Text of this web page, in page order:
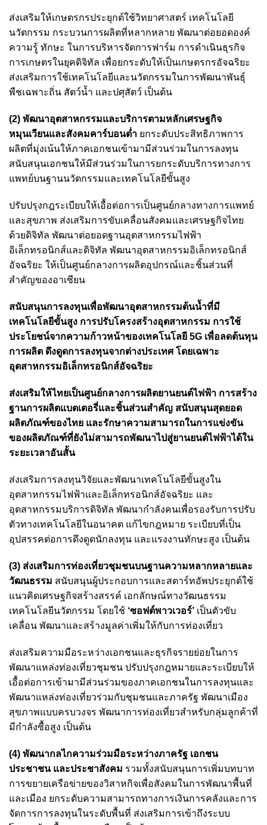
ส่งเสริมให้เกษตรกรประยุกต์ใช้วิทยาศาสตร์ เทคโนโลยี
นวัตกรรม กระบวนการผลิตที่หลากหลาย พัฒนาต่อยอดองค์
ความรู้ ทักษะ ในการบริหารจัดการฟาร์ม การดำเนินธุรกิจ
การเกษตรในยุคดิจิทัล เพื่อยกระดับให้เป็นเกษตรกรอัจฉริยะ
ส่งเสริมการใช้เทคโนโลยีและนวัตกรรมในการพัฒนาพันธุ์
พืชเฉพาะถิ่น สัตว์น้ำ และปศุสัตว์ เป็นต้น
(2) พัฒนาอุตสาหกรรมและบริการตามหลักเศรษฐกิจ
หมุนเวียนและสังคมคาร์บอนต่ำ ยกระดับประสิทธิภาพการ
ผลิตที่มุ่งเน้นให้ภาคเอกชนเข้ามามีส่วนร่วมในการลงทุน
สนับสนุนเอกชนให้มีส่วนร่วมในการยกระดับบริการทางการ
แพทย์บนฐานนวัตกรรมและเทคโนโลยีขั้นสูง
ปรับปรุงกฎระเบียบให้เอื้อต่อการเป็นศูนย์กลางทางการแพทย์
และสุขภาพ ส่งเสริมการขับเคลื่อนสังคมและเศรษฐกิจไทย
ด้วยดิจิทัล พัฒนาต่อยอดฐานอุตสาหกรรมไฟฟ้า
อิเล็กทรอนิกส์และดิจิทัล พัฒนาอุตสาหกรรมอิเล็กทรอนิกส์
อัจฉริยะ ให้เป็นศูนย์กลางการผลิตอุปกรณ์และชิ้นส่วนที่
สำคัญของอาเซียน
สนับสนุนการลงทุนเพื่อพัฒนาอุตสาหกรรมต้นน้ำที่มี
เทคโนโลยีขั้นสูง การปรับโครงสร้างอุตสาหกรรม การใช้
ประโยชน์จากความก้าวหน้าของเทคโนโลยี 5G เพื่อลดต้นทุน
การผลิต ดึงดูดการลงทุนจากต่างประเทศ โดยเฉพาะ
อุตสาหกรรมอิเล็กทรอนิกส์อัจฉริยะ
ส่งเสริมให้ไทยเป็นศูนย์กลางการผลิตยานยนต์ไฟฟ้า การสร้าง
ฐานการผลิตแบตเตอรี่และชิ้นส่วนสำคัญ สนับสนุนสุดยอด
ผลิตภัณฑ์ของไทย และรักษาความสามารถในการแข่งขัน
ของผลิตภัณฑ์ที่ยังไม่สามารถพัฒนาไปสู่ยานยนต์ไฟฟ้าได้ใน
ระยะเวลาอันสั้น
ส่งเสริมการลงทุนวิจัยและพัฒนาเทคโนโลยีขั้นสูงใน
อุตสาหกรรมไฟฟ้าและอิเล็กทรอนิกส์อัจฉริยะ และ
อุตสาหกรรมบริการดิจิทัล พัฒนากำลังคนเพื่อรองรับการปรับ
ตัวทางเทคโนโลยีในอนาคต แก้ไขกฎหมาย ระเบียบที่เป็น
อุปสรรคต่อการดึงดูดนักลงทุน และแรงงานทักษะสูง เป็นต้น
(3) ส่งเสริมการท่องเที่ยวชุมชนบนฐานความหลากหลายและ
วัฒนธรรม สนับสนุนผู้ประกอบการและสตาร์ทอัพประยุกต์ใช้
แนวคิดเศรษฐกิจสร้างสรรค์ เอกลักษณ์ทางวัฒนธรรม
เทคโนโลยีนวัตกรรม โดยใช้ ‘ซอฟต์พาวเวอร์’ เป็นตัวขับ
เคลื่อน พัฒนาและสร้างมูลค่าเพิ่มให้กับการท่องเที่ยว
ส่งเสริมความมือระหว่างเอกชนและธุรกิจรายย่อยในการ
พัฒนาแหล่งท่องเที่ยวชุมชน ปรับปรุงกฎหมายและระเบียบให้
เอื้อต่อการเข้ามามีส่วนร่วมของภาคเอกชนในการลงทุนและ
พัฒนาแหล่งท่องเที่ยวร่วมกับชุมชนและภาครัฐ พัฒนาเมือง
สุขภาพแบบครบวงจร พัฒนาการท่องเที่ยวสำหรับกลุ่มลูกค้าที่
มีกำลังซื้อสูง เป็นต้น
(4) พัฒนากลไกความร่วมมือระหว่างภาครัฐ เอกชน
ประชาชน และประชาสังคม รวมทั้งสนับสนุนการเพิ่มบทบาท
การขยายเครือข่ายของวิสาหกิจเพื่อสังคมในการพัฒนาพื้นที่
และเมือง ยกระดับความสามารถทางการเงินการคลังและการ
จัดการการลงทุนในระดับพื้นที่ ส่งเสริมการเข้าถึงระบบ